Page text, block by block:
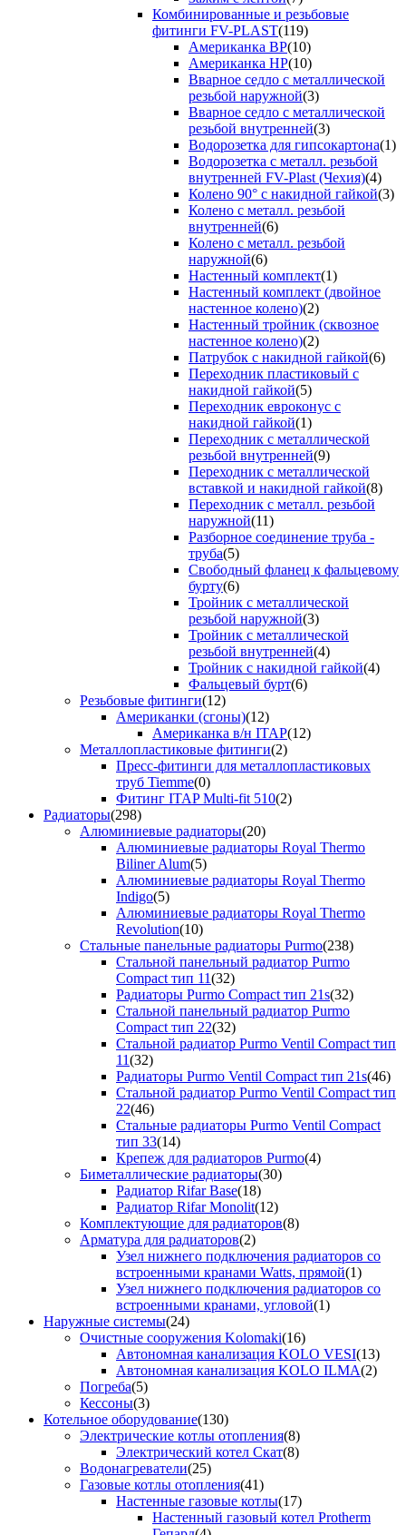
Комбинированные и резьбовые
фитинги FV-PLAST(119)
Американка ВР(10)
Американка НР(10)
Вварное седло с металлической
резьбой наружной(3)
Вварное седло с металлической
резьбой внутренней(3)
Водорозетка для гипсокартона(1)
Водорозетка с металл. резьбой
внутренней FV-Plast (Чехия)(4)
Колено 90° с накидной гайкой(3)
Колено с металл. резьбой
внутренней(6)
Колено с металл. резьбой
наружной(6)
Настенный комплект(1)
Настенный комплект (двойное
настенное колено)(2)
Настенный тройник (сквозное
настенное колено)(2)
Патрубок с накидной гайкой(6)
Переходник пластиковый с
накидной гайкой(5)
Переходник евроконус с
накидной гайкой(1)
Переходник с металлической
резьбой внутренней(9)
Переходник с металлической
вставкой и накидной гайкой(8)
Переходник с металл. резьбой
наружной(11)
Разборное соединение труба -
труба(5)
Свободный фланец к фальцевому
бурту(6)
Тройник с металлической
резьбой наружной(3)
Тройник с металлической
резьбой внутренней(4)
Тройник с накидной гайкой(4)
Фальцевый бурт(6)
Резьбовые фитинги(12)
Американки (сгоны)(12)
Американка в/н ITAP(12)
Металлопластиковые фитинги(2)
Пресс-фитинги для металлопластиковых
труб Tiemme(0)
Фитинг ITAP Multi-fit 510(2)
Радиаторы(298)
Алюминиевые радиаторы(20)
Алюминиевые радиаторы Royal Thermo
Biliner Alum(5)
Алюминиевые радиаторы Royal Thermo
Indigo(5)
Алюминиевые радиаторы Royal Thermo
Revolution(10)
Стальные панельные радиаторы Purmo(238)
Стальной панельный радиатор Purmo
Compact тип 11(32)
Радиаторы Purmo Compact тип 21s(32)
Стальной панельный радиатор Purmo
Compact тип 22(32)
Стальной радиатор Purmo Ventil Compact тип
11(32)
Радиаторы Purmo Ventil Compact тип 21s(46)
Стальной радиатор Purmo Ventil Compact тип
22(46)
Стальные радиаторы Purmo Ventil Compact
тип 33(14)
Крепеж для радиаторов Purmo(4)
Биметаллические радиаторы(30)
Радиатор Rifar Base(18)
Радиатор Rifar Monolit(12)
Комплектующие для радиаторов(8)
Арматура для радиаторов(2)
Узел нижнего подключения радиаторов со
встроенными кранами Watts, прямой(1)
Узел нижнего подключения радиаторов со
встроенными кранами, угловой(1)
Наружные системы(24)
Очистные сооружения Kolomaki(16)
Автономная канализация KOLO VESI(13)
Автономная канализация KOLO ILMA(2)
Погреба(5)
Кессоны(3)
Котельное оборудование(130)
Электрические котлы отопления(8)
Электрический котел Скат(8)
Водонагреватели(25)
Газовые котлы отопления(41)
Настенные газовые котлы(17)
Настенный газовый котел Protherm